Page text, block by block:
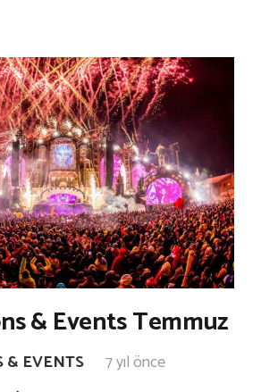
& Events Temmuz
& EVENTS 7 yıl önce